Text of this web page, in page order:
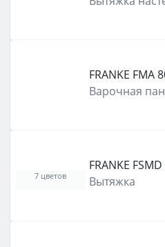
FRANKE FMA
Варочная
FRANKE
Вытяжка
7 цветов